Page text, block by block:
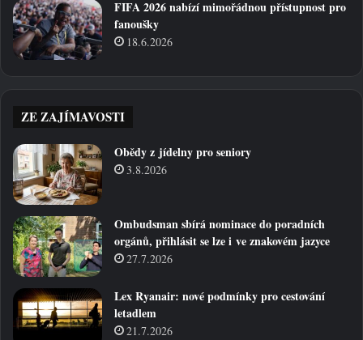
FIFA 2026 nabízí mimořádnou přístupnost pro
fanoušky
18.6.2026
ZE ZAJÍMAVOSTI
Obědy z jídelny pro seniory
3.8.2026
Ombudsman sbírá nominace do poradních
orgánů, přihlásit se lze i ve znakovém jazyce
27.7.2026
Lex Ryanair: nové podmínky pro cestování
letadlem
21.7.2026